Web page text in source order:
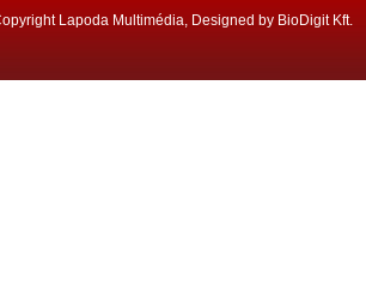
Lapoda Multimédia, Designed by BioDigit Kft.